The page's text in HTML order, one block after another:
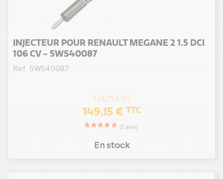
INJECTEUR POUR RENAULT MEGANE 2 1.5 DCI
106 CV - 5WS40087
Ref. 5WS40087
124,29 € HT
149,15 € TTC
En stock